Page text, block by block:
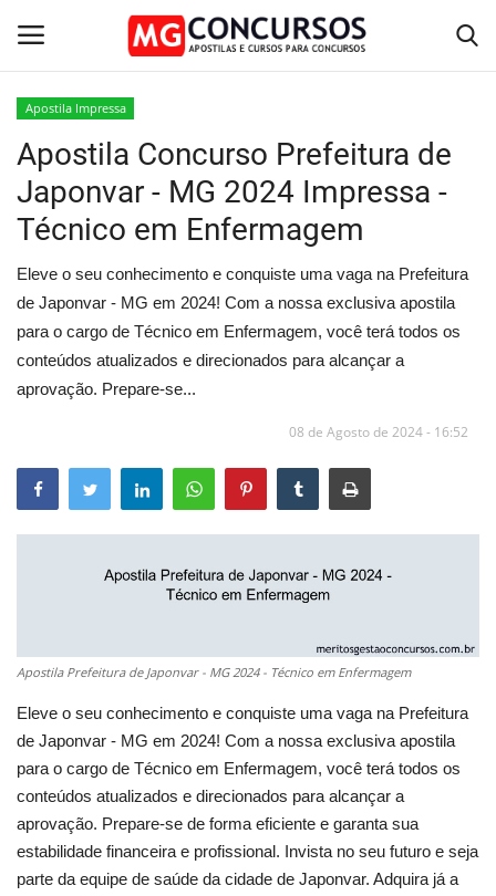
Home
Apostilas PDF
Apostila Impressa
Cursos Online
Apostila Impressa
Apostila Concurso Prefeitura de
Japonvar - MG 2024 Impressa -
Técnico em Enfermagem
Eleve o seu conhecimento e conquiste uma vaga na Prefeitura
de Japonvar - MG em 2024! Com a nossa exclusiva apostila
para o cargo de Técnico em Enfermagem, você terá todos os
conteúdos atualizados e direcionados para alcançar a
aprovação. Prepare-se...
08 de Agosto de 2024 - 16:52
Apostila Prefeitura de Japonvar - MG 2024 - Técnico em Enfermagem
Eleve o seu conhecimento e conquiste uma vaga na Prefeitura
de Japonvar - MG em 2024! Com a nossa exclusiva apostila
para o cargo de Técnico em Enfermagem, você terá todos os
conteúdos atualizados e direcionados para alcançar a
aprovação. Prepare-se de forma eficiente e garanta sua
estabilidade financeira e profissional. Invista no seu futuro e seja
parte da equipe de saúde da cidade de Japonvar. Adquira já a